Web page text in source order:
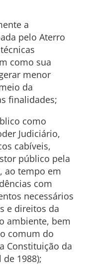
a
pelo Aterro
como sua
menor
da
finalidades;
como
Judiciário,
cabíveis,
público pela
ao tempo em
com
necessários
e direitos da
ambiente, bem
comum do
Constituição da
1988);